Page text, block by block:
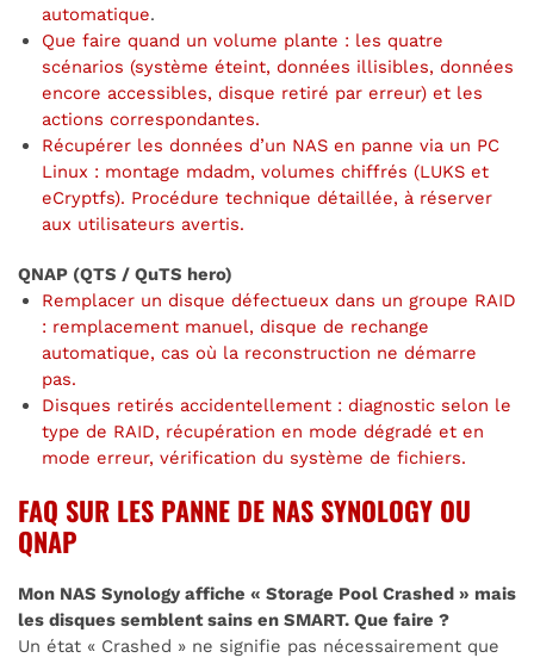
automatique.
Que faire quand un volume plante : les quatre
scénarios (système éteint, données illisibles, données
encore accessibles, disque retiré par erreur) et les
actions correspondantes.
Récupérer les données d’un NAS en panne via un PC
Linux : montage mdadm, volumes chiffrés (LUKS et
eCryptfs). Procédure technique détaillée, à réserver
aux utilisateurs avertis.
QNAP (QTS / QuTS hero)
Remplacer un disque défectueux dans un groupe RAID
: remplacement manuel, disque de rechange
automatique, cas où la reconstruction ne démarre
pas.
Disques retirés accidentellement : diagnostic selon le
type de RAID, récupération en mode dégradé et en
mode erreur, vérification du système de fichiers.
FAQ SUR LES PANNE DE NAS SYNOLOGY OU
QNAP
Mon NAS Synology affiche « Storage Pool Crashed » mais
les disques semblent sains en SMART. Que faire ?
Un état « Crashed » ne signifie pas nécessairement que